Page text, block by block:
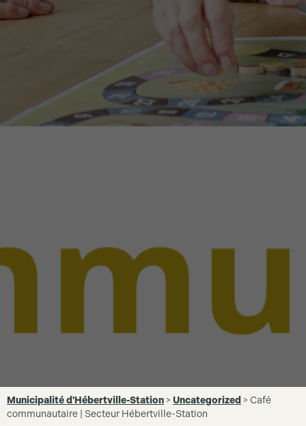
Municipalité d'Hébertville-Station> Uncategorized > Café
communautaire | Secteur Hébertville-Station